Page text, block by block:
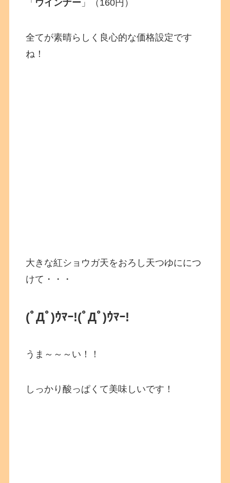
「 ウインナー 」（160円）
全てが素晴らしく良心的な価格設定です
ね！
大きな紅ショウガ天をおろし天つゆににつ
けて・・・
(ﾟДﾟ)ｳﾏｰ!(ﾟДﾟ)ｳﾏｰ!
うま～～～い！！
しっかり酸っぱくて美味しいです！